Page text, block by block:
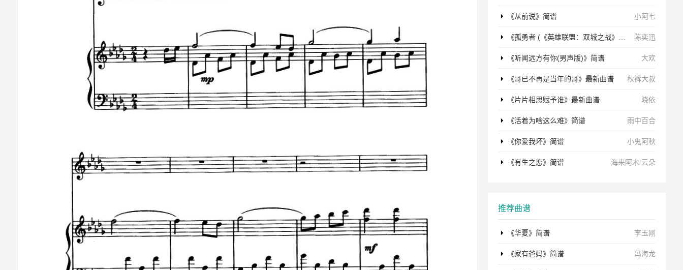
小阿七
《从前说》简谱
陈奕迅
《孤勇者 (《英雄联盟：双城之战》动画剧集中文主题曲)》简谱
大欢
《听闻远方有你(男声版)》简谱
秋裤大叔
《哥已不再是当年的哥》最新曲谱
晓依
《片片相思赋予谁》最新曲谱
雨中百合
《活着为啥这么难》简谱
小鬼阿秋
《你爱我坏》简谱
海来阿木/云朵
《有生之恋》简谱
推荐曲谱
李玉刚
《华夏》简谱
冯海龙
《家有爸妈》简谱